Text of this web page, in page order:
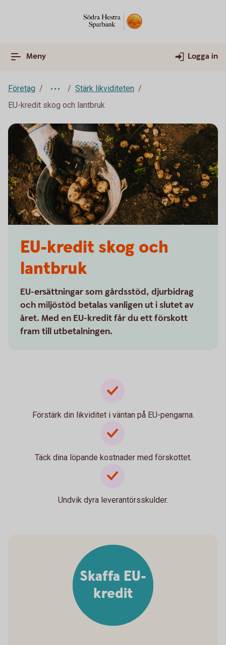
Meny Logga in
Företag
Stärk likviditeten
EU-kredit skog och lantbruk
EU-kredit skog och
lantbruk
EU-ersättningar som gårdsstöd, djurbidrag
och miljöstöd betalas vanligen ut i slutet av
året. Med en EU-kredit får du ett förskott
fram till utbetalningen.
Förstärk din likviditet i väntan på EU-pengarna.
Täck dina löpande kostnader med förskottet.
Undvik dyra leverantörsskulder.
Skaffa EU-
kredit